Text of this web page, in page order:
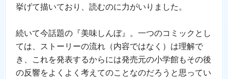
挙げて描いており、読むのに力がいりました。
続いて今話題の『美味しんぼ』。一つのコミックとし
ては、ストーリーの流れ（内容ではなく）は理解で
き、これを発表するからには発売元の小学館もその後
の反響をよくよく考えてのことなのだろうと思ってい